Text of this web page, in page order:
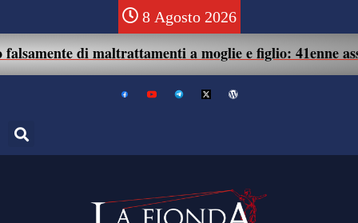
8 Agosto 2026
di maltrattamenti a moglie e figlio: 41enne assolto.